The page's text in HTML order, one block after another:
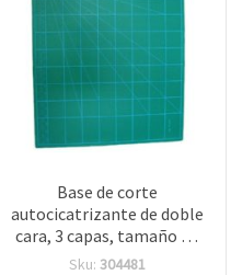
Base de corte
autocicatrizante de doble
cara, 3 capas, tamaño A2
(42 x 59,4 x 0,2 cm) para
Sku: 304481